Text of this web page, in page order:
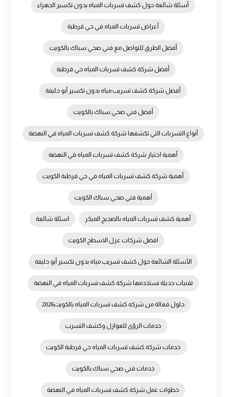
أسئلة شائعة حول كشف تسربات المياه بدون تكسير الجهراء
أعراض تسربات المياه في حي قرطبة
أفضل الطرق للتواصل مع فني صحي سباك بالكويت
أفضل شركة كشف تسربات المياه حي قرطبة
أفضل شركة كشف تسريب مياه بدون تكسير أبو حليفة
أفضل فني صحي سباك بالكويت
أنواع التسربات التي تكشفها شركة كشف تسربات المياه في النهضة
أهمية اختيار شركة كشف تسربات المياه في النهضة
أهمية شركة كشف تسربات المياه في حي قرطبة الكويت
أهمية فني صحي سباك الكويت
أهمية كشف تسربات المياه بالضجيج المبكر اسئلة شائعة
افضل شركات عزل الاسطح الكويت
الأسئلة الشائعة حول كشف تسريب مياه بدون تكسير أبو حليفة
تقنيات حديثة تستخدمها شركة كشف تسربات المياه في النهضة
حلول فعالة من شركه كشف تسربات المياه بالكويت2026
خدمات الرؤى للعوازل وكشف التسرب
خدمات شركة كشف تسربات المياه حي قرطبة الكويت
خدمات فني صحي سباك بالكويت
خطوات عمل شركة كشف تسربات المياه في النهضة